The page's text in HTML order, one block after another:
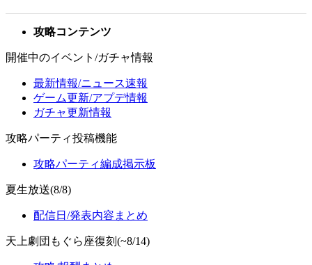
攻略コンテンツ
開催中のイベント/ガチャ情報
最新情報/ニュース速報
ゲーム更新/アプデ情報
ガチャ更新情報
攻略パーティ投稿機能
攻略パーティ編成掲示板
夏生放送(8/8)
配信日/発表内容まとめ
天上劇団もぐら座復刻(~8/14)